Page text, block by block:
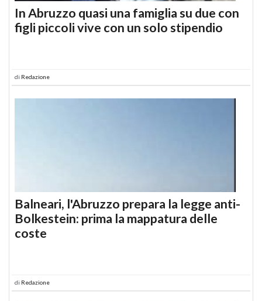
In Abruzzo quasi una famiglia su due con
figli piccoli vive con un solo stipendio
di Redazione
Balneari, l'Abruzzo prepara la legge anti-
Bolkestein: prima la mappatura delle
coste
di Redazione